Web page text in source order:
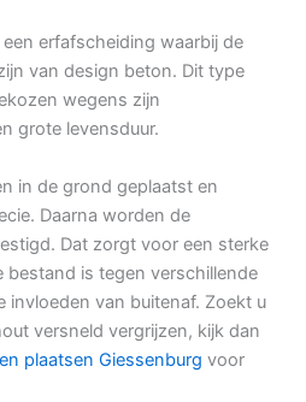
erfafscheiding waarbij de
van design beton. Dit type
wegens zijn
grote levensduur.
in de grond geplaatst en
Daarna worden de
Dat zorgt voor een sterke
bestand is tegen verschillende
invloeden van buitenaf. Zoekt u
versneld vergrijzen, kijk dan
plaatsen Giessenburg voor